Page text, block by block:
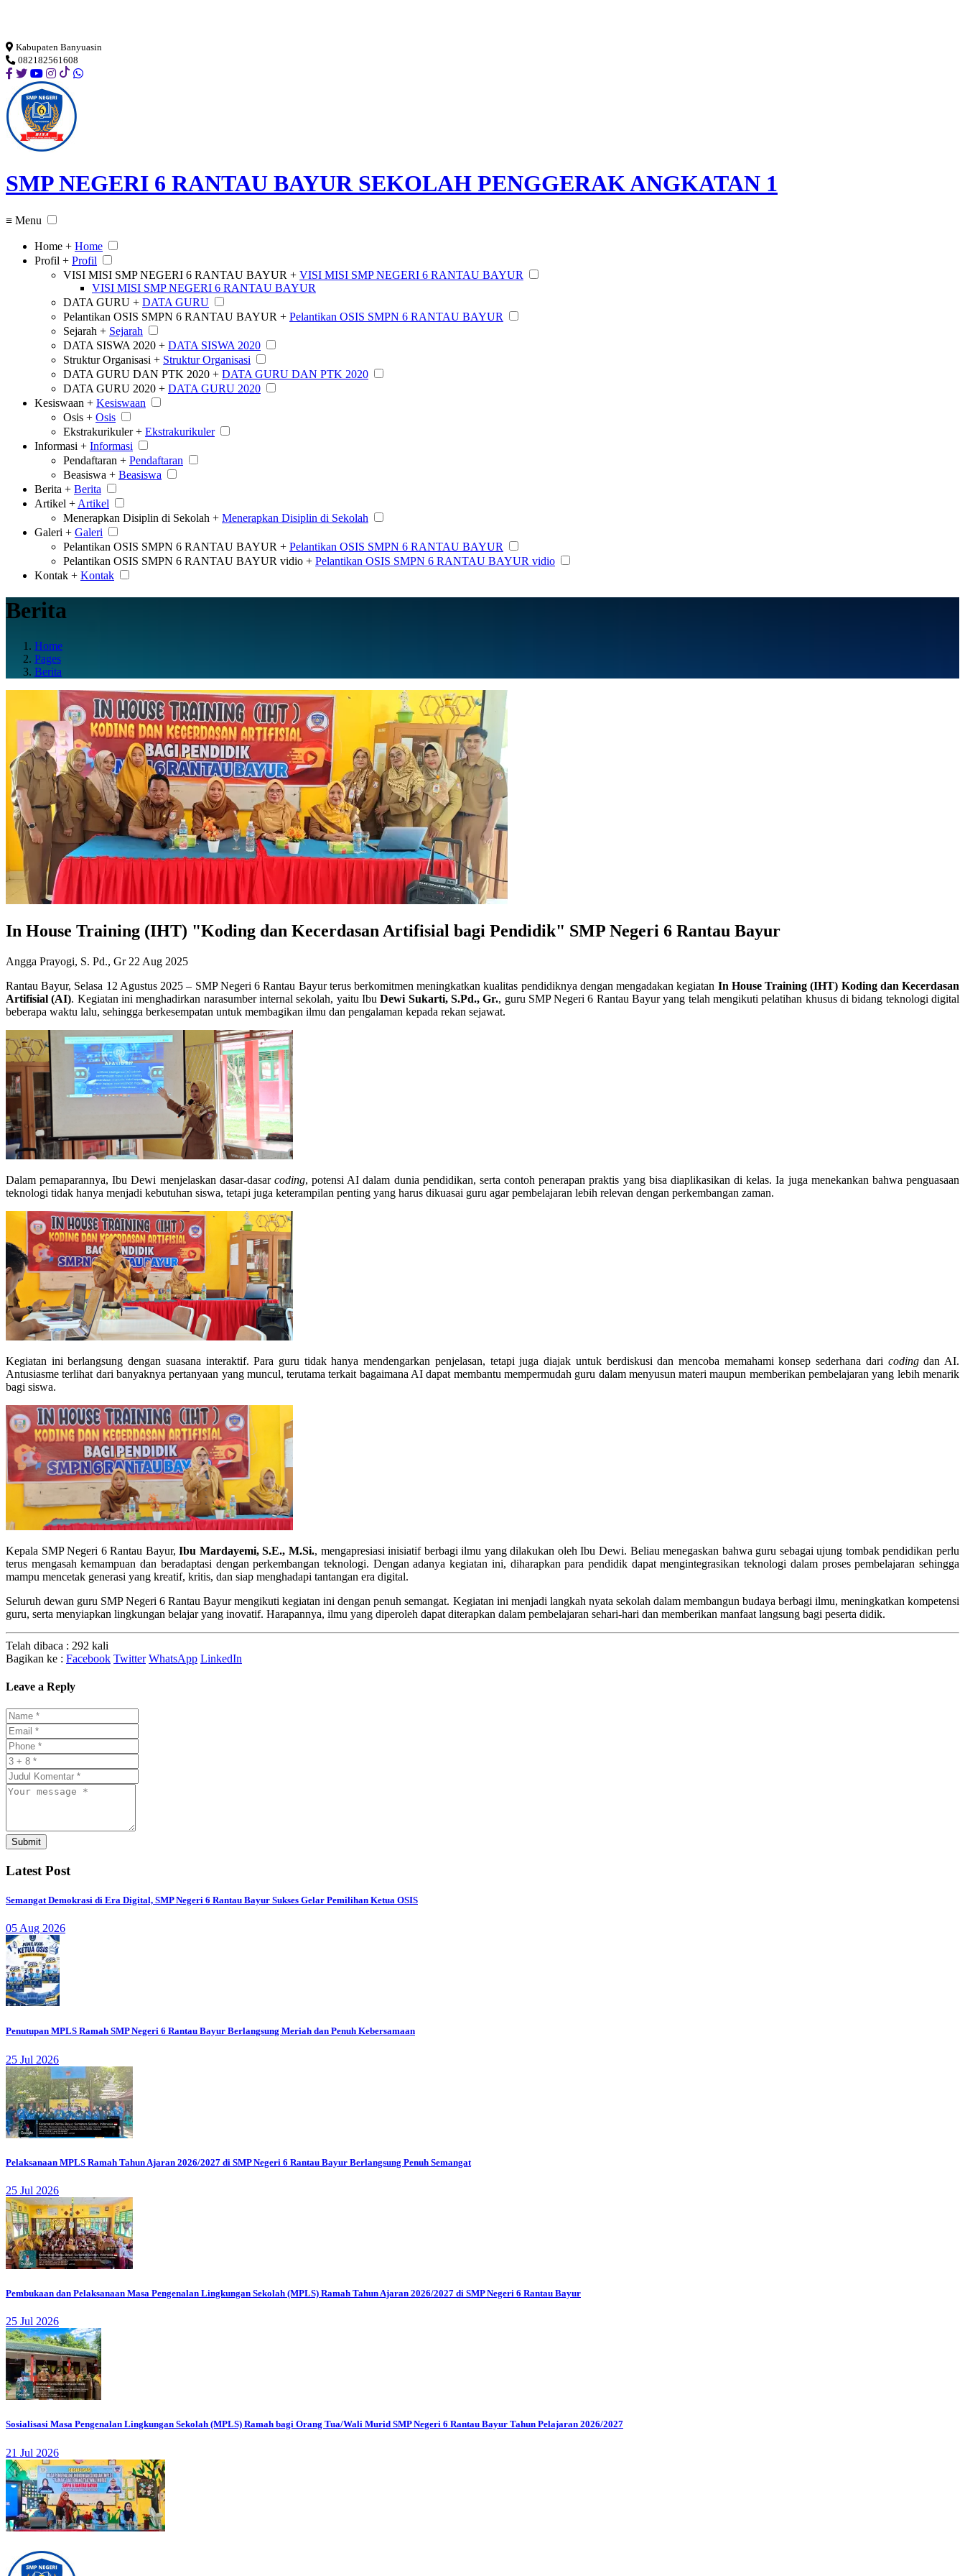
Kabupaten Banyuasin
082182561608
SMP NEGERI 6 RANTAU BAYUR SEKOLAH PENGGERAK ANGKATAN 1
≡ Menu
Home + Home
Profil + Profil
VISI MISI SMP NEGERI 6 RANTAU BAYUR + VISI MISI SMP NEGERI 6 RANTAU BAYUR
VISI MISI SMP NEGERI 6 RANTAU BAYUR
DATA GURU + DATA GURU
Pelantikan OSIS SMPN 6 RANTAU BAYUR + Pelantikan OSIS SMPN 6 RANTAU BAYUR
Sejarah + Sejarah
DATA SISWA 2020 + DATA SISWA 2020
Struktur Organisasi + Struktur Organisasi
DATA GURU DAN PTK 2020 + DATA GURU DAN PTK 2020
DATA GURU 2020 + DATA GURU 2020
Kesiswaan + Kesiswaan
Osis + Osis
Ekstrakurikuler + Ekstrakurikuler
Informasi + Informasi
Pendaftaran + Pendaftaran
Beasiswa + Beasiswa
Berita + Berita
Artikel + Artikel
Menerapkan Disiplin di Sekolah + Menerapkan Disiplin di Sekolah
Galeri + Galeri
Pelantikan OSIS SMPN 6 RANTAU BAYUR + Pelantikan OSIS SMPN 6 RANTAU BAYUR
Pelantikan OSIS SMPN 6 RANTAU BAYUR vidio + Pelantikan OSIS SMPN 6 RANTAU BAYUR vidio
Kontak + Kontak
Berita
Home
Pages
Berita
In House Training (IHT) "Koding dan Kecerdasan Artifisial bagi Pendidik" SMP Negeri 6 Rantau Bayur
Angga Prayogi, S. Pd., Gr 22 Aug 2025
Rantau Bayur, Selasa 12 Agustus 2025 – SMP Negeri 6 Rantau Bayur terus berkomitmen meningkatkan kualitas pendidiknya dengan mengadakan kegiatan In House Training (IHT) Koding dan Kecerdasan
Artifisial (AI). Kegiatan ini menghadirkan narasumber internal sekolah, yaitu IbuDewi Sukarti, S.Pd., Gr., guru SMP Negeri 6 Rantau Bayur yang telah mengikuti pelatihan khusus di bidang teknologi digital
beberapa waktu lalu, sehingga berkesempatan untuk membagikan ilmu dan pengalaman kepada rekan sejawat.
Dalam pemaparannya, Ibu Dewi menjelaskan dasar-dasar coding, potensi AI dalam dunia pendidikan, serta contoh penerapan praktis yang bisa diaplikasikan di kelas. Ia juga menekankan bahwa penguasaan
teknologi tidak hanya menjadi kebutuhan siswa, tetapi juga keterampilan penting yang harus dikuasai guru agar pembelajaran lebih relevan dengan perkembangan zaman.
Kegiatan ini berlangsung dengan suasana interaktif. Para guru tidak hanya mendengarkan penjelasan, tetapi juga diajak untuk berdiskusi dan mencoba memahami konsep sederhana dari codingdan AI.
Antusiasme terlihat dari banyaknya pertanyaan yang muncul, terutama terkait bagaimana AI dapat membantu mempermudah guru dalam menyusun materi maupun memberikan pembelajaran yang lebih menarik
bagi siswa.
Kepala SMP Negeri 6 Rantau Bayur,Ibu Mardayemi, S.E., M.Si., mengapresiasi inisiatif berbagi ilmu yang dilakukan oleh Ibu Dewi. Beliau menegaskan bahwa guru sebagai ujung tombak pendidikan perlu
terus mengasah kemampuan dan beradaptasi dengan perkembangan teknologi. Dengan adanya kegiatan ini, diharapkan para pendidik dapat mengintegrasikan teknologi dalam proses pembelajaran sehingga
mampu mencetak generasi yang kreatif, kritis, dan siap menghadapi tantangan era digital.
Seluruh dewan guru SMP Negeri 6 Rantau Bayur mengikuti kegiatan ini dengan penuh semangat. Kegiatan ini menjadi langkah nyata sekolah dalam membangun budaya berbagi ilmu, meningkatkan kompetensi
guru, serta menyiapkan lingkungan belajar yang inovatif. Harapannya, ilmu yang diperoleh dapat diterapkan dalam pembelajaran sehari-hari dan memberikan manfaat langsung bagi peserta didik.
Telah dibaca : 292 kali
Bagikan ke : Facebook Twitter WhatsApp LinkedIn
Leave a Reply
Submit
Latest Post
Semangat Demokrasi di Era Digital, SMP Negeri 6 Rantau Bayur Sukses Gelar Pemilihan Ketua OSIS
05 Aug 2026
Penutupan MPLS Ramah SMP Negeri 6 Rantau Bayur Berlangsung Meriah dan Penuh Kebersamaan
25 Jul 2026
Pelaksanaan MPLS Ramah Tahun Ajaran 2026/2027 di SMP Negeri 6 Rantau Bayur Berlangsung Penuh Semangat
25 Jul 2026
Pembukaan dan Pelaksanaan Masa Pengenalan Lingkungan Sekolah (MPLS) Ramah Tahun Ajaran 2026/2027 di SMP Negeri 6 Rantau Bayur
25 Jul 2026
Sosialisasi Masa Pengenalan Lingkungan Sekolah (MPLS) Ramah bagi Orang Tua/Wali Murid SMP Negeri 6 Rantau Bayur Tahun Pelajaran 2026/2027
21 Jul 2026